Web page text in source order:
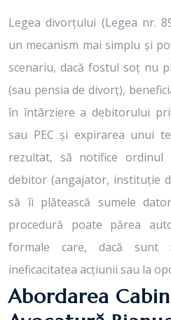
Legea divorțului (Legea nr.
un mecanism mai simplu și
scenariu, dacă fostul soț nu
(sau pensia de divorț),
în întârziere a debitorului
sau PEC și expirarea unui
rezultat, să notifice
debitor (angajator, instituție
să îi plătească sumele
procedură poate părea
formale care, dacă sunt
ineficacitatea acțiunii sau la
Abordarea